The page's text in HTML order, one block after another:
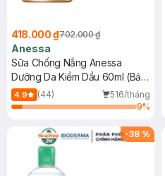
418.000 ₫702.000 ₫
Anessa
Sữa Chống Nắng Anessa
Dưỡng Da Kiềm Dầu 60ml (Bản
Mới)
4.9 (44)
516/tháng
9%
-38 %